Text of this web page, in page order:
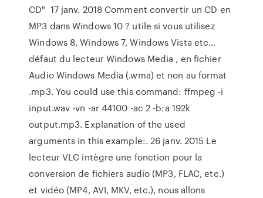
CD" 17 janv. 2018 Comment convertir un CD en
MP3 dans Windows 10 ? utile si vous utilisez
Windows 8, Windows 7, Windows Vista etc…
défaut du lecteur Windows Media , en fichier
Audio Windows Media (.wma) et non au format
.mp3. You could use this command: ffmpeg -i
input.wav -vn -ar 44100 -ac 2 -b:a 192k
output.mp3. Explanation of the used
arguments in this example:. 26 janv. 2015 Le
lecteur VLC intègre une fonction pour la
conversion de fichiers audio (MP3, FLAC, etc.)
et vidéo (MP4, AVI, MKV, etc.), nous allons